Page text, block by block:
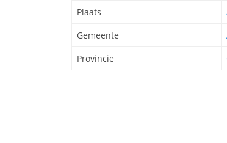
Plaats
Gemeente
Provincie